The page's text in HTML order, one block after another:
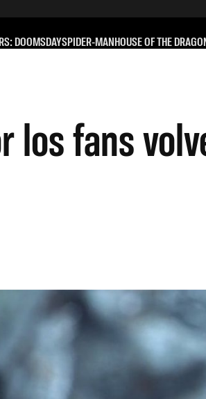
DOOMSDAYSPIDER-MANHOUSE OF THE
los fans